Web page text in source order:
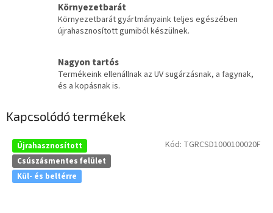
Környezetbarát
Környezetbarát gyártmányaink teljes egészében
újrahasznosított gumiból készülnek.
Nagyon tartós
Termékeink ellenállnak az UV sugárzásnak, a fagynak,
és a kopásnak is.
Kapcsolódó termékek
Újrahasznosított
Csúszásmentes felület
Kül- és beltérre
Kód: TGRCSD1000100020F